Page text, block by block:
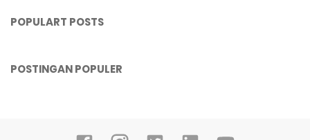
POPULART POSTS
POSTINGAN POPULER